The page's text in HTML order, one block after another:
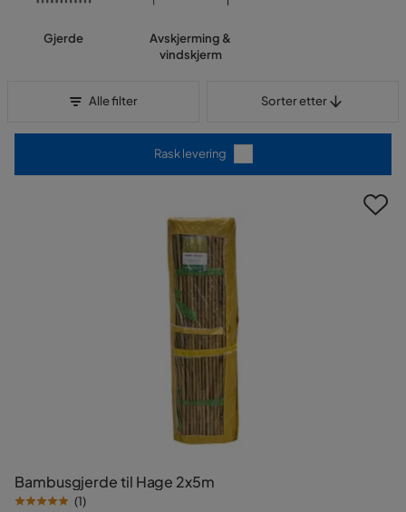
Gjerde
Avskjerming &
vindskjerm
Alle filter Sorter etter
Rask levering
Bambusgjerde til Hage 2x5m
(1)